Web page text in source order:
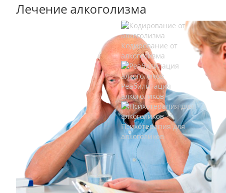
Лечение алкоголизма
Кодирование от
алкоголизма
Реабилитация
алкоголиков
Психотерапия для
алкоголиков